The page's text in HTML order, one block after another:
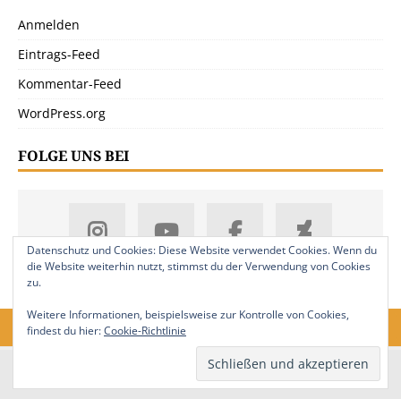
Anmelden
Eintrags-Feed
Kommentar-Feed
WordPress.org
FOLGE UNS BEI
18. Jahrgang. © 2008-2026 Nitramica Arts / Anastratin.de. Alle Rechte
vorbehalten.
Datenschutz und Cookies: Diese Website verwendet Cookies. Wenn du
die Website weiterhin nutzt, stimmst du der Verwendung von Cookies
zu.
Weitere Informationen, beispielsweise zur Kontrolle von Cookies,
findest du hier:Cookie-Richtlinie